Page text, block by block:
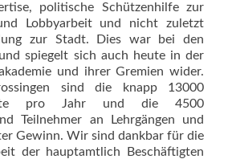
politische Schützenhilfe zur
Lobbyarbeit und nicht zuletzt
zur Stadt. Dies war bei den
spiegelt sich auch heute in der
und ihrer Gremien wider.
sind die knapp 13000
pro Jahr und die 4500
Teilnehmer an Lehrgängen und
Gewinn. Wir sind dankbar für die
der hauptamtlich Beschäftigten